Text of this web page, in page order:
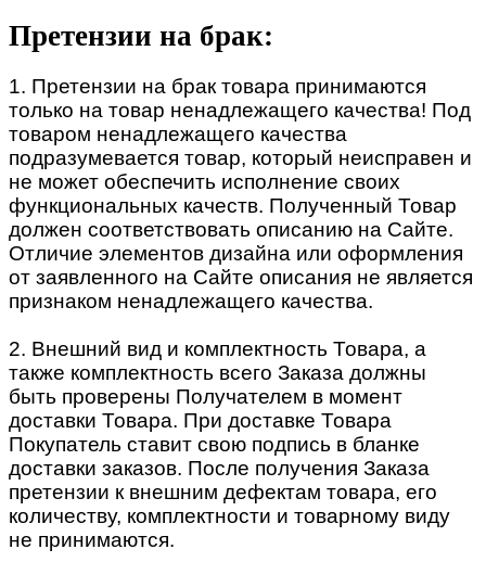
Претензии на брак:
1. Претензии на брак товара принимаются
только на товар ненадлежащего качества! Под
товаром ненадлежащего качества
подразумевается товар, который неисправен и
не может обеспечить исполнение своих
функциональных качеств. Полученный Товар
должен соответствовать описанию на Сайте.
Отличие элементов дизайна или оформления
от заявленного на Сайте описания не является
признаком ненадлежащего качества.
2. Внешний вид и комплектность Товара, а
также комплектность всего Заказа должны
быть проверены Получателем в момент
доставки Товара. При доставке Товара
Покупатель ставит свою подпись в бланке
доставки заказов. После получения Заказа
претензии к внешним дефектам товара, его
количеству, комплектности и товарному виду
не принимаются.